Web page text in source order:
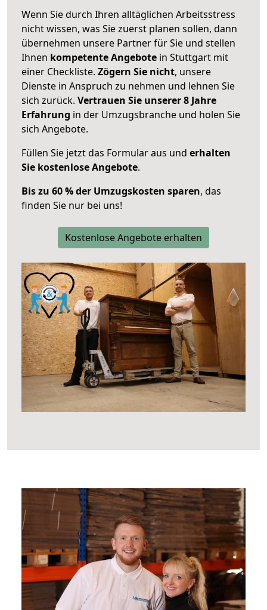
Wenn Sie durch Ihren alltäglichen Arbeitsstress
nicht wissen, was Sie zuerst planen sollen, dann
übernehmen unsere Partner für Sie und stellen
Ihnen kompetente Angebote in Stuttgart mit
einer Checkliste. Zögern Sie nicht, unsere
Dienste in Anspruch zu nehmen und lehnen Sie
sich zurück. Vertrauen Sie unserer 8 Jahre
Erfahrung in der Umzugsbranche und holen Sie
sich Angebote.
Füllen Sie jetzt das Formular aus und erhalten
Sie kostenlose Angebote.
Bis zu 60 % der Umzugskosten sparen, das
finden Sie nur bei uns!
Kostenlose Angebote erhalten